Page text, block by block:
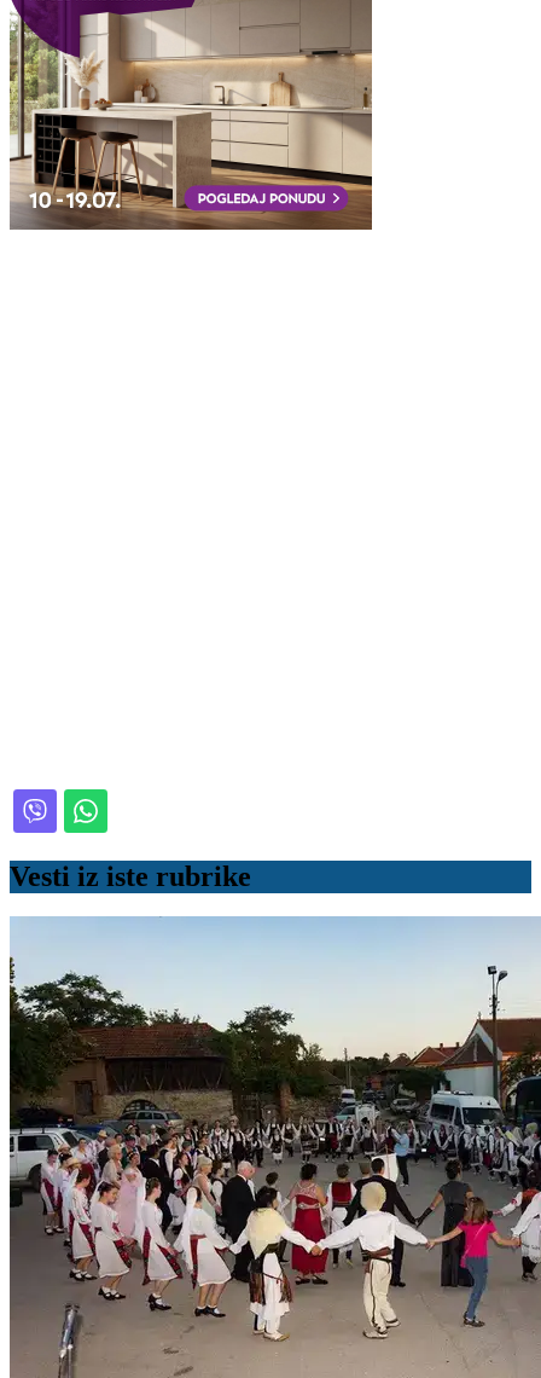
Vesti iz iste rubrike